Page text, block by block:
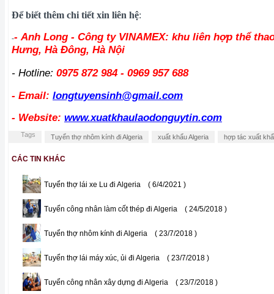
Để biết thêm chi tiết xin liên hệ:
-- Anh Long - Công ty VINAMEX: khu liên hợp thể
Hưng, Hà Đông, Hà Nội
- Hotline: 0975 872 984 - 0969 957 688
- Email: longtuyensinh@gmail.com
- Website: www.xuatkhaulaodonguytin.com
Tags Tuyển thợ nhôm kính đi Algeria xuất khẩu Algeria hợp tác xuất
CÁC TIN KHÁC
Tuyển thợ lái xe Lu đi Algeria ( 6/4/2021 )
Tuyển công nhân làm cốt thép đi Algeria ( 24/5/2018 )
Tuyển thợ nhôm kính đi Algeria ( 23/7/2018 )
Tuyển thợ lái máy xúc, ủi đi Algeria ( 23/7/2018 )
Tuyển công nhân xây dựng đi Algeria ( 23/7/2018 )